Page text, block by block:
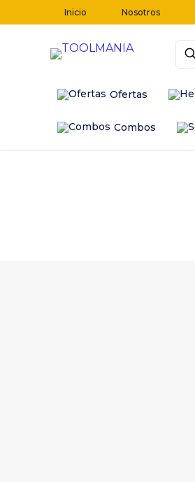
Inicio Nosotros
Ofertas
Combos